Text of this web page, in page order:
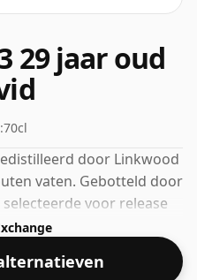
29 jaar oud
70cl
door Linkwood
vaten. Gebotteld door
voor release
geleverd in een gewone
op een gezond